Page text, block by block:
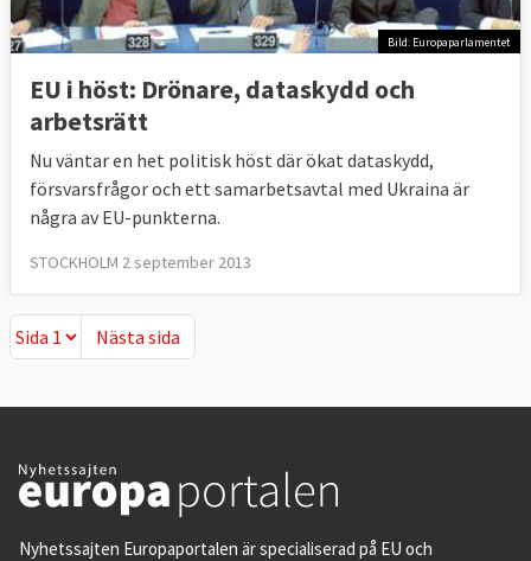
Bild: Europaparlamentet
EU i höst: Drönare, dataskydd och
arbetsrätt
Nu väntar en het politisk höst där ökat dataskydd,
försvarsfrågor och ett samarbetsavtal med Ukraina är
några av EU-punkterna.
STOCKHOLM 2 september 2013
Nästa sida
Nästa sida
Nyhetssajten Europaportalen är specialiserad på EU och